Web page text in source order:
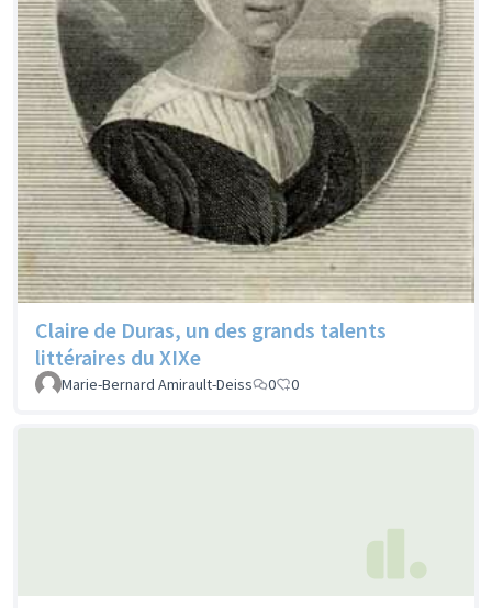
Claire de Duras, un des grands talents
littéraires du XIXe
Marie-Bernard Amirault-Deiss 0 0